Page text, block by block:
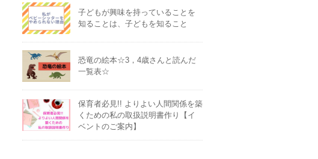
子どもが興味を持っていることを
知ることは、子どもを知ること
恐竜の絵本☆3，4歳さんと読んだ
一覧表☆
保育者必見!! よりよい人間関係を築
くための私の取扱説明書作り【イ
ベントのご案内】